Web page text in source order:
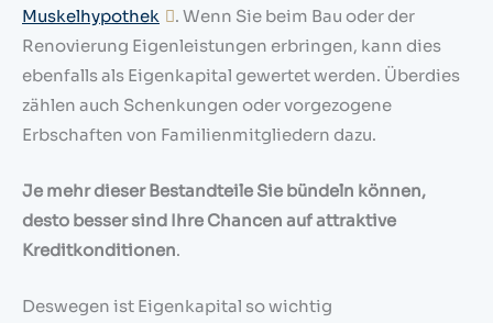
Muskelhypothek
. Wenn Sie beim Bau oder der
Renovierung Eigenleistungen erbringen, kann dies
ebenfalls als Eigenkapital gewertet werden. Überdies
zählen auch Schenkungen oder vorgezogene
Erbschaften von Familienmitgliedern dazu.
Je mehr dieser Bestandteile Sie bündeln können,
desto besser sind Ihre Chancen auf attraktive
Kreditkonditionen.
Deswegen ist Eigenkapital so wichtig